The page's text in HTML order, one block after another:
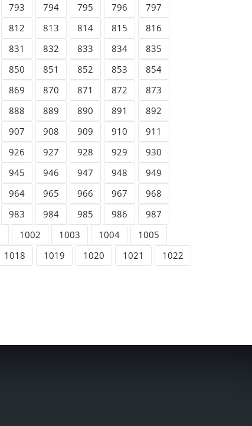
793 794 795 796
797
812 813 814 815
816
831 832 833 834
835
850 851 852 853
854
869 870 871 872
873
888 889 890 891
892
907 908 909 910
911
926 927 928 929
930
945 946 947 948
949
964 965 966 967
968
983 984 985 986
987
1002 1003 1004
1005
1018 1019 1020 1021
1022